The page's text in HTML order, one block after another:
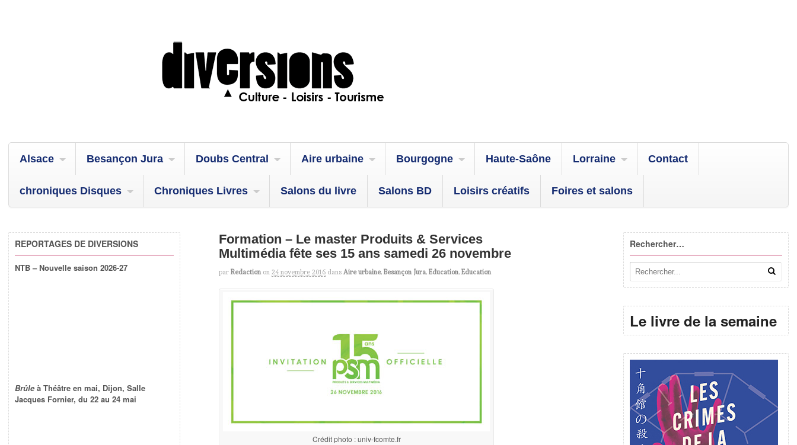
Alsace Besançon Jura Doubs Central Aire urbaine Bourgogne Haute-Saône Lorraine Contact
chroniques Disques Chroniques Livres Salons du livre Salons BD Loisirs créatifs Foires et salons
Formation – Le master Produits & Services
Multimédia fête ses 15 ans samedi 26 novembre
par Redaction on 24 novembre 2016 dans Aire urbaine,Besançon Jura,Education,Education
Crédit photo : univ-fcomte.fr
Rechercher…
Le livre de la semaine
REPORTAGES DE DIVERSIONS
NTB – Nouvelle saison 2026-27
Brûle à Théâtre en mai, Dijon, Salle
Jacques Fornier, du 22 au 24 mai